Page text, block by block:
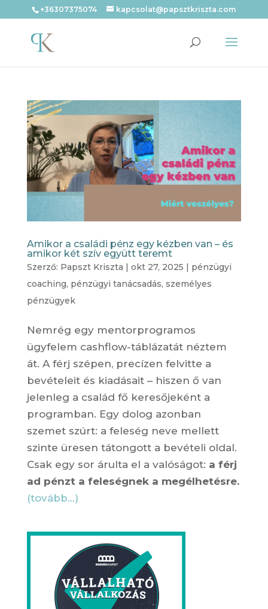
+36307375074 kapcsolat@papsztkriszta.com
Amikor a családi pénz egy kézben van – és
amikor két szív együtt teremt
Szerző: Papszt Kriszta | okt 27, 2025 | pénzügyi
coaching, pénzügyi tanácsadás, személyes
pénzügyek
Nemrég egy mentorprogramos
ügyfelem cashflow-táblázatát néztem
át. A férj szépen, precízen felvitte a
bevételeit és kiadásait – hiszen ő van
jelenleg a család fő keresőjeként a
programban. Egy dolog azonban
szemet szúrt: a feleség neve mellett
szinte üresen tátongott a bevételi oldal.
Csak egy sor árulta el a valóságot: a férj
ad pénzt a feleségnek a megélhetésre.
(tovább…)